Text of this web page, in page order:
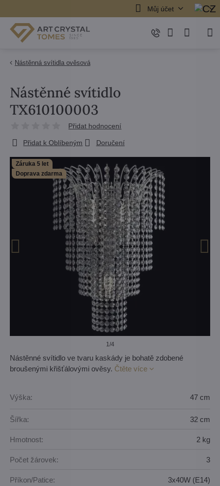
Můj účet
Nástěnná svítidla ověsová
Záruka 5 let
Doprava zdarma
1/4
Nástěnné svítidlo
TX610100003
Přidat hodnocení
Přidat k Oblíbeným Doručení
Nástěnné svítidlo ve tvaru kaskády je bohatě zdobené
broušenými křišťálovými ověsy. Čtěte více
Výška: 47 cm
Šířka: 32 cm
Hmotnost: 2 kg
Počet žárovek: 3
Příkon/Patice: 3x40W (E14)